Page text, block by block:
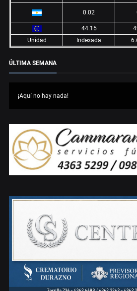
0.02
44.15
Unidad
Indexada
ÚLTIMA SEMANA
¡Aquí no hay nada!